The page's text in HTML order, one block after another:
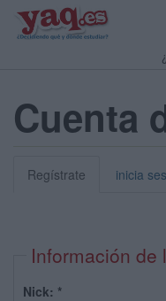
Cuenta
Regístrate inicia
Información de
Nick: *